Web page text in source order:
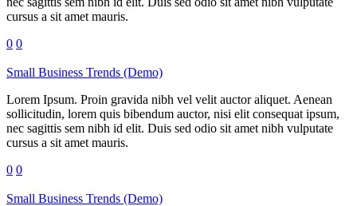
cursus a sit amet mauris.
0 0
Small Business Trends (Demo)
Lorem Ipsum. Proin gravida nibh vel velit auctor aliquet. Aenean
sollicitudin, lorem quis bibendum auctor, nisi elit consequat ipsum,
nec sagittis sem nibh id elit. Duis sed odio sit amet nibh vulputate
cursus a sit amet mauris.
0 0
Small Business Trends (Demo)